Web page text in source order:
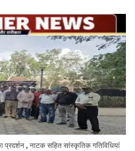
प्रदर्शन , नाटक सहित सांस्कृतिक गतिविधियां